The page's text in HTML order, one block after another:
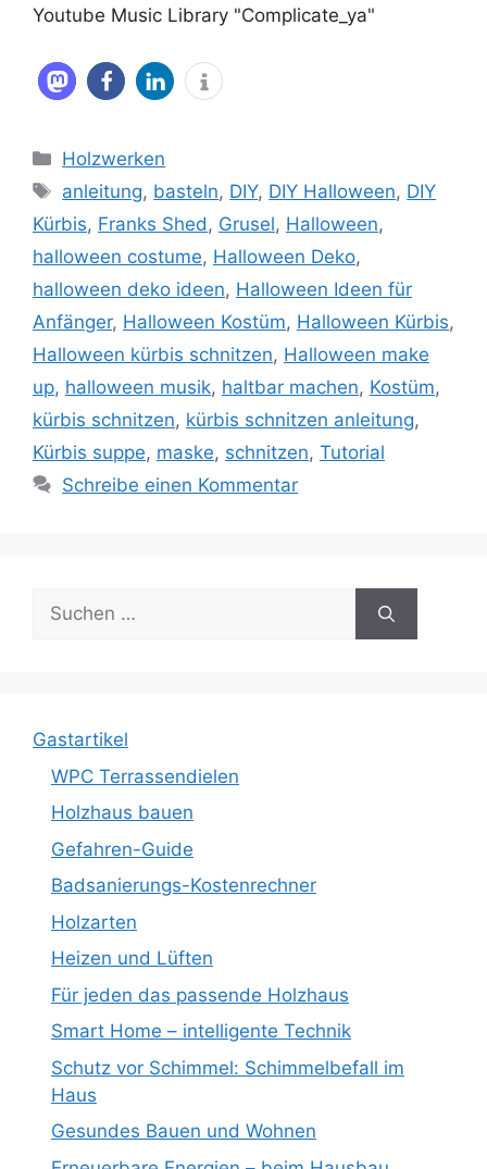
Youtube Music Library "Complicate_ya"
Kategorien
Holzwerken
Schlagwörter
anleitung, basteln, DIY, DIY Halloween, DIY
Kürbis, Franks Shed, Grusel, Halloween,
halloween costume, Halloween Deko,
halloween deko ideen, Halloween Ideen für
Anfänger, Halloween Kostüm, Halloween Kürbis,
Halloween kürbis schnitzen, Halloween make
up, halloween musik, haltbar machen, Kostüm,
kürbis schnitzen, kürbis schnitzen anleitung,
Kürbis suppe, maske, schnitzen, Tutorial
Schreibe einen Kommentar
Suche
nach:
Gastartikel
WPC Terrassendielen
Holzhaus bauen
Gefahren-Guide
Badsanierungs-Kostenrechner
Holzarten
Heizen und Lüften
Für jeden das passende Holzhaus
Smart Home – intelligente Technik
Schutz vor Schimmel: Schimmelbefall im
Haus
Gesundes Bauen und Wohnen